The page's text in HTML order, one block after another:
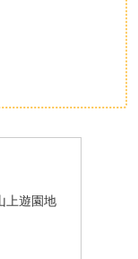
上遊園地